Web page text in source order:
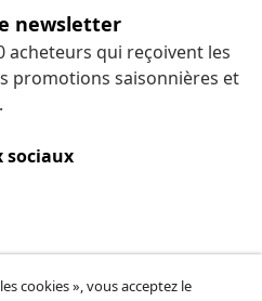
newsletter
acheteurs qui reçoivent les
promotions saisonnières et
sociaux
cookies », vous acceptez le